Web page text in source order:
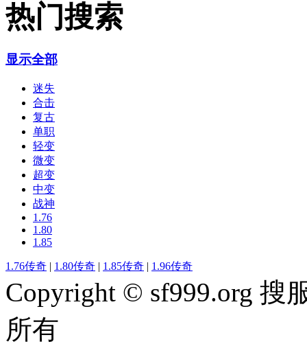
热门搜索
显示全部
迷失
合击
复古
单职
轻变
微变
超变
中变
战神
1.76
1.80
1.85
1.76传奇 | 1.80传奇 | 1.85传奇 | 1.96传奇
Copyright © sf999.org 搜
所有